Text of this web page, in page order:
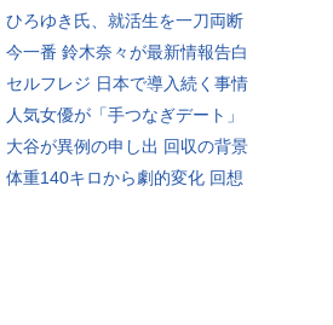
ひろゆき氏、就活生を一刀両断
今一番 鈴木奈々が最新情報告白
セルフレジ 日本で導入続く事情
人気女優が「手つなぎデート」
大谷が異例の申し出 回収の背景
体重140キロから劇的変化 回想